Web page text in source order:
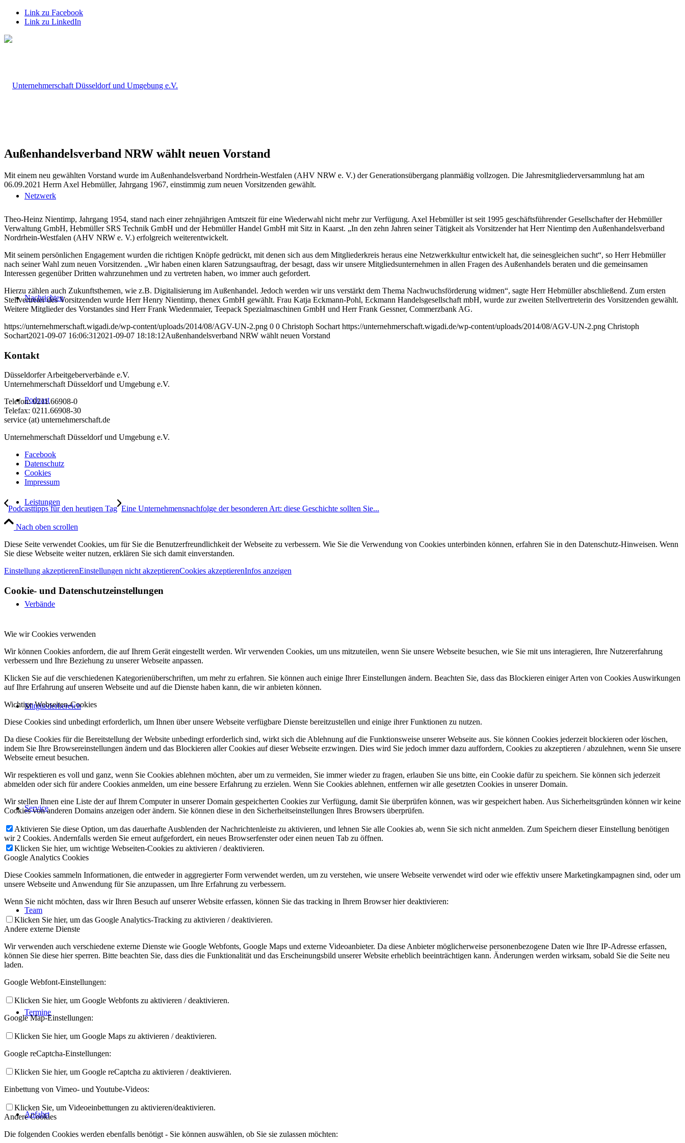
Link zu Facebook
Link zu LinkedIn
Netzwerk
Nachrichten
Podcast
Leistungen
Verbände
Mitgliederbereich
Service
Team
Termine
Anfahrt
Außenhandelsverband NRW wählt neuen Vorstand
Mit einem neu gewählten Vorstand wurde im Außenhandelsverband Nordrhein-Westfalen (AHV NRW e. V.) der Generationsübergang planmäßig vollzogen. Die Jahresmitgliederversammlung hat am
06.09.2021 Herrn Axel Hebmüller, Jahrgang 1967, einstimmig zum neuen Vorsitzenden gewählt.
Theo-Heinz Nientimp, Jahrgang 1954, stand nach einer zehnjährigen Amtszeit für eine Wiederwahl nicht mehr zur Verfügung. Axel Hebmüller ist seit 1995 geschäftsführender Gesellschafter der Hebmüller
Verwaltung GmbH, Hebmüller SRS Technik GmbH und der Hebmüller Handel GmbH mit Sitz in Kaarst. „In den zehn Jahren seiner Tätigkeit als Vorsitzender hat Herr Nientimp den Außenhandelsverband
Nordrhein-Westfalen (AHV NRW e. V.) erfolgreich weiterentwickelt.
Mit seinem persönlichen Engagement wurden die richtigen Knöpfe gedrückt, mit denen sich aus dem Mitgliederkreis heraus eine Netzwerkkultur entwickelt hat, die seinesgleichen sucht“, so Herr Hebmüller
nach seiner Wahl zum neuen Vorsitzenden. „Wir haben einen klaren Satzungsauftrag, der besagt, dass wir unsere Mitgliedsunternehmen in allen Fragen des Außenhandels beraten und die gemeinsamen
Interessen gegenüber Dritten wahrzunehmen und zu vertreten haben, wo immer auch gefordert.
Hierzu zählen auch Zukunftsthemen, wie z.B. Digitalisierung im Außenhandel. Jedoch werden wir uns verstärkt dem Thema Nachwuchsförderung widmen“, sagte Herr Hebmüller abschließend. Zum ersten
Stellvertreter des Vorsitzenden wurde Herr Henry Nientimp, thenex GmbH gewählt. Frau Katja Eckmann-Pohl, Eckmann Handelsgesellschaft mbH, wurde zur zweiten Stellvertreterin des Vorsitzenden gewählt.
Weitere Mitglieder des Vorstandes sind Herr Frank Wiedenmaier, Teepack Spezialmaschinen GmbH und Herr Frank Gessner, Commerzbank AG.
https://unternehmerschaft.wigadi.de/wp-content/uploads/2014/08/AGV-UN-2.png 0 0 Christoph Sochart https://unternehmerschaft.wigadi.de/wp-content/uploads/2014/08/AGV-UN-2.png Christoph
Sochart2021-09-07 16:06:31 2021-09-07 18:18:12Außenhandelsverband NRW wählt neuen Vorstand
Kontakt
Düsseldorfer Arbeitgeberverbände e.V.
Unternehmerschaft Düsseldorf und Umgebung e.V.
Telefon: 0211.66908-0
Telefax: 0211.66908-30
service (at) unternehmerschaft.de
Unternehmerschaft Düsseldorf und Umgebung e.V.
Facebook
Datenschutz
Cookies
Impressum
Podcasttipps für den heutigen Tag Eine Unternehmensnachfolge der besonderen Art: diese Geschichte sollten Sie...
Nach oben scrollen
Diese Seite verwendet Cookies, um für Sie die Benutzerfreundlichkeit der Webseite zu verbessern. Wie Sie die Verwendung von Cookies unterbinden können, erfahren Sie in den Datenschutz-Hinweisen. Wenn
Sie diese Webseite weiter nutzen, erklären Sie sich damit einverstanden.
Einstellung akzeptierenEinstellungen nicht akzeptierenCookies akzeptierenInfos anzeigen
Cookie- und Datenschutzeinstellungen
Wie wir Cookies verwenden
Wir können Cookies anfordern, die auf Ihrem Gerät eingestellt werden. Wir verwenden Cookies, um uns mitzuteilen, wenn Sie unsere Webseite besuchen, wie Sie mit uns interagieren, Ihre Nutzererfahrung
verbessern und Ihre Beziehung zu unserer Webseite anpassen.
Klicken Sie auf die verschiedenen Kategorienüberschriften, um mehr zu erfahren. Sie können auch einige Ihrer Einstellungen ändern. Beachten Sie, dass das Blockieren einiger Arten von Cookies Auswirkungen
auf Ihre Erfahrung auf unseren Webseite und auf die Dienste haben kann, die wir anbieten können.
Wichtige Webseiten-Cookies
Diese Cookies sind unbedingt erforderlich, um Ihnen über unsere Webseite verfügbare Dienste bereitzustellen und einige ihrer Funktionen zu nutzen.
Da diese Cookies für die Bereitstellung der Website unbedingt erforderlich sind, wirkt sich die Ablehnung auf die Funktionsweise unserer Webseite aus. Sie können Cookies jederzeit blockieren oder löschen,
indem Sie Ihre Browsereinstellungen ändern und das Blockieren aller Cookies auf dieser Webseite erzwingen. Dies wird Sie jedoch immer dazu auffordern, Cookies zu akzeptieren / abzulehnen, wenn Sie unsere
Webseite erneut besuchen.
Wir respektieren es voll und ganz, wenn Sie Cookies ablehnen möchten, aber um zu vermeiden, Sie immer wieder zu fragen, erlauben Sie uns bitte, ein Cookie dafür zu speichern. Sie können sich jederzeit
abmelden oder sich für andere Cookies anmelden, um eine bessere Erfahrung zu erzielen. Wenn Sie Cookies ablehnen, entfernen wir alle gesetzten Cookies in unserer Domain.
Wir stellen Ihnen eine Liste der auf Ihrem Computer in unserer Domain gespeicherten Cookies zur Verfügung, damit Sie überprüfen können, was wir gespeichert haben. Aus Sicherheitsgründen können wir keine
Cookies von anderen Domains anzeigen oder ändern. Sie können diese in den Sicherheitseinstellungen Ihres Browsers überprüfen.
Aktivieren Sie diese Option, um das dauerhafte Ausblenden der Nachrichtenleiste zu aktivieren, und lehnen Sie alle Cookies ab, wenn Sie sich nicht anmelden. Zum Speichern dieser Einstellung benötigen
wir 2 Cookies. Andernfalls werden Sie erneut aufgefordert, ein neues Browserfenster oder einen neuen Tab zu öffnen.
Klicken Sie hier, um wichtige Webseiten-Cookies zu aktivieren / deaktivieren.
Google Analytics Cookies
Diese Cookies sammeln Informationen, die entweder in aggregierter Form verwendet werden, um zu verstehen, wie unsere Webseite verwendet wird oder wie effektiv unsere Marketingkampagnen sind, oder um
unsere Webseite und Anwendung für Sie anzupassen, um Ihre Erfahrung zu verbessern.
Wenn Sie nicht möchten, dass wir Ihren Besuch auf unserer Website erfassen, können Sie das tracking in Ihrem Browser hier deaktivieren:
Klicken Sie hier, um das Google Analytics-Tracking zu aktivieren / deaktivieren.
Andere externe Dienste
Wir verwenden auch verschiedene externe Dienste wie Google Webfonts, Google Maps und externe Videoanbieter. Da diese Anbieter möglicherweise personenbezogene Daten wie Ihre IP-Adresse erfassen,
können Sie diese hier sperren. Bitte beachten Sie, dass dies die Funktionalität und das Erscheinungsbild unserer Website erheblich beeinträchtigen kann. Änderungen werden wirksam, sobald Sie die Seite neu
laden.
Google Webfont-Einstellungen:
Klicken Sie hier, um Google Webfonts zu aktivieren / deaktivieren.
Google Map-Einstellungen:
Klicken Sie hier, um Google Maps zu aktivieren / deaktivieren.
Google reCaptcha-Einstellungen:
Klicken Sie hier, um Google reCaptcha zu aktivieren / deaktivieren.
Einbettung von Vimeo- und Youtube-Videos:
Klicken Sie, um Videoeinbettungen zu aktivieren/deaktivieren.
Andere Cookies
Die folgenden Cookies werden ebenfalls benötigt - Sie können auswählen, ob Sie sie zulassen möchten: